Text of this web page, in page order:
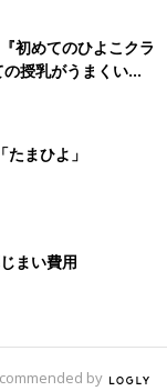
初めてのひよこクラ
授乳がうまくい
のトラブル 解決テ
まひよ」
まい費用
by